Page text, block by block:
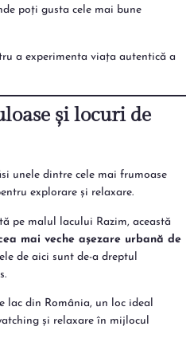
poți gusta cele mai bune
a experimenta viața autentică a
și locuri de
unele dintre cele mai frumoase
explorare și relaxare.
pe malul lacului Razim, această
mai veche așezare urbană de
de aici sunt de-a dreptul
lac din România, un loc ideal
și relaxare în mijlocul